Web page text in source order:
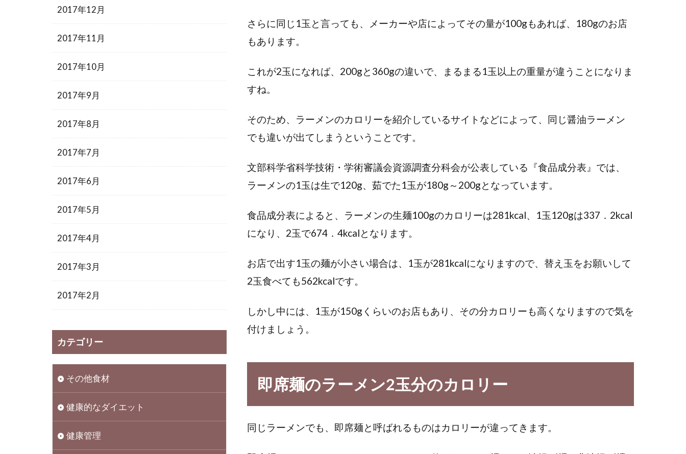
さらに同じ1玉と言っても、メーカーや店によってその量が100gもあれば、180gのお店
もあります。
これが2玉になれば、200gと360gの違いで、まるまる1玉以上の重量が違うことになりま
すね。
そのため、ラーメンのカロリーを紹介しているサイトなどによって、同じ醤油ラーメン
でも違いが出てしまうということです。
文部科学省科学技術・学術審議会資源調査分科会が公表している『食品成分表』では、
ラーメンの1玉は生で120g、茹でた1玉が180g～200gとなっています。
食品成分表によると、ラーメンの生麺100gのカロリーは281kcal、1玉120gは337．2kcal
になり、2玉で674．4kcalとなります。
お店で出す1玉の麺が小さい場合は、1玉が281kcalになりますので、替え玉をお願いして
2玉食べても562kcalです。
しかし中には、1玉が150gくらいのお店もあり、その分カロリーも高くなりますので気を
付けましょう。
即席麺のラーメン2玉分のカロリー
同じラーメンでも、即席麺と呼ばれるものはカロリーが違ってきます。
2017年12月
2017年11月
2017年10月
2017年9月
2017年8月
2017年7月
2017年6月
2017年5月
2017年4月
2017年3月
2017年2月
カテゴリー
その他食材
健康的なダイエット
健康管理